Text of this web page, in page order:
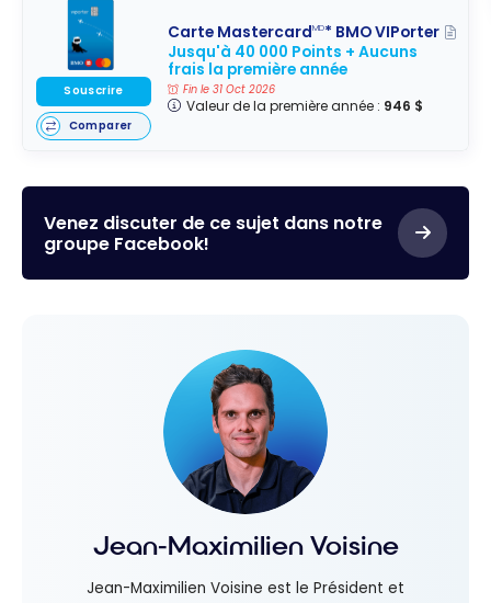
Carte MastercardMD* BMO VIPorter
Jusqu'à 40 000 Points + Aucuns
frais la première année
Fin le 31 Oct 2026
Valeur de la première année : 946 $
Souscrire
Comparer
Venez discuter de ce sujet dans notre
groupe Facebook!
Jean-Maximilien Voisine
Jean-Maximilien Voisine est le Président et